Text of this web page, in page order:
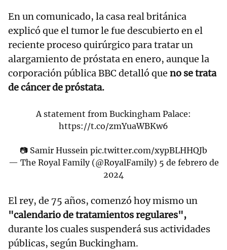
En un comunicado, la casa real británica
explicó que el tumor le fue descubierto en el
reciente proceso quirúrgico para tratar un
alargamiento de próstata en enero, aunque la
corporación pública BBC detalló que no se trata
de cáncer de próstata.
A statement from Buckingham Palace:
https://t.co/zmYuaWBKw6
📷 Samir Hussein pic.twitter.com/xypBLHHQJb
— The Royal Family (@RoyalFamily) 5 de febrero de
2024
El rey, de 75 años, comenzó hoy mismo un
"calendario de tratamientos regulares",
durante los cuales suspenderá sus actividades
públicas, según Buckingham.